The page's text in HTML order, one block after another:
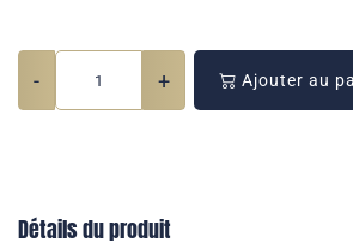
- + Ajouter au
Détails du produit